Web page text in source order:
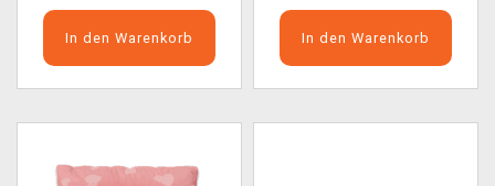
In den Warenkorb In den Warenkorb